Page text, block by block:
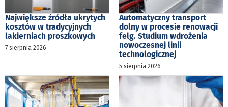
Największe źródła ukrytych
kosztów w tradycyjnych
lakierniach proszkowych
7 sierpnia 2026
Automatyczny transport
dolny w procesie renowacji
felg. Studium wdrożenia
nowoczesnej linii
technologicznej
5 sierpnia 2026